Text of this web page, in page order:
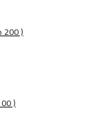
200 )
)